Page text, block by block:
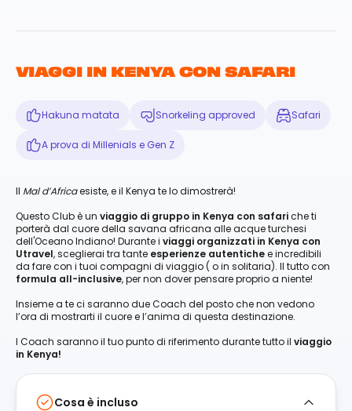
VIAGGI IN KENYA CON SAFARI
Hakuna matata Snorkeling approved Safari
A prova di Millenials e Gen Z
Il Mal d’Africaesiste, e il Kenya te lo dimostrerà!
Questo Club è un viaggio di gruppo in Kenya con safariche ti
porterà dal cuore della savana africana alle acque turchesi
dell'Oceano Indiano! Durante i viaggi organizzati in Kenya con
Utravel, sceglierai tra tante esperienze autentichee incredibili
da fare con i tuoi compagni di viaggio ( o in solitaria). Il tutto con
formula all-inclusive, per non dover pensare proprio a niente!
Insieme a te ci saranno due Coach del posto che non vedono
l’ora di mostrarti il cuore e l’anima di questa destinazione.
I Coach saranno il tuo punto di riferimento durante tutto il viaggio
in Kenya!
Cosa è incluso